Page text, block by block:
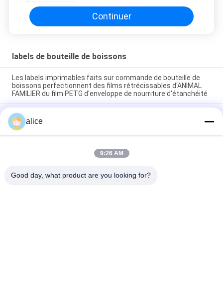
dans l'épaisseur 30mic
Continuer
labels de bouteille de boissons
Les labels imprimables faits sur commande de bouteille de
boissons perfectionnent des films rétrécissables d'ANIMAL
FAMILIER du film PETG d'enveloppe de nourriture d'étanchéité
La bouteille d'enveloppe de rétrécissement d'emballage
alimentaire marque le matériel de films rétrécissables
d'ANIMAL FAMILIER de PVC pour des bouteilles de vin
Labels de bouteille de boissons d'ANIMAL FAMILIER, film
recyclable d'emballage en papier rétrécissable de la chaleur
alice
9:26 AM
Good day, what product are you looking for?